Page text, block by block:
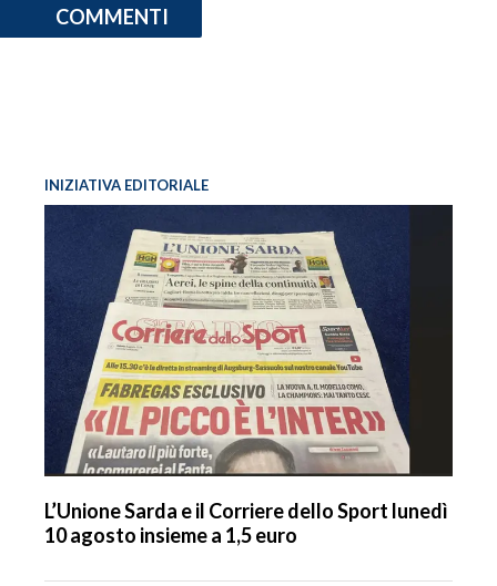
COMMENTI
INIZIATIVA EDITORIALE
L’Unione Sarda e il Corriere dello Sport lunedì
10 agosto insieme a 1,5 euro